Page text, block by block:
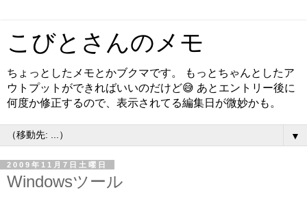
こびとさんのメモ
ちょっとしたメモとかブクマです。 もっとちゃんとしたア
ウトプットができればいいのだけど😅 あとエントリー後に
何度か修正するので、表示されてる編集日が微妙かも。
▼
2009年11月7日土曜日
Windowsツール